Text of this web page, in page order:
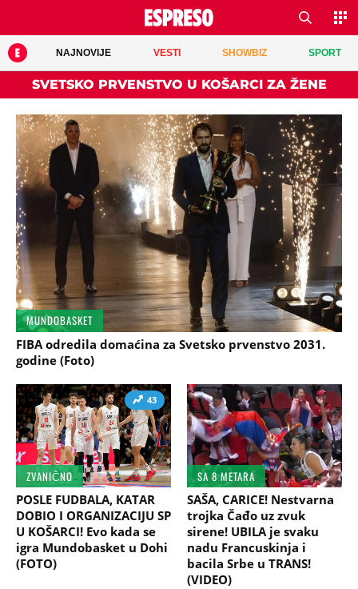
NAJNOVIJE VESTI SHOWBIZ SPORT
SVETSKO PRVENSTVO U KOŠARCI ZA ŽENE
MUNDOBASKET
FIBA odredila domaćina za Svetsko prvenstvo 2031.
godine (Foto)
43
ZVANIČNO
POSLE FUDBALA, KATAR
DOBIO I ORGANIZACIJU SP
U KOŠARCI! Evo kada se
igra Mundobasket u Dohi
(FOTO)
SA 8 METARA
SAŠA, CARICE! Nestvarna
trojka Čađo uz zvuk
sirene! UBILA je svaku
nadu Francuskinja i
bacila Srbe u TRANS!
(VIDEO)